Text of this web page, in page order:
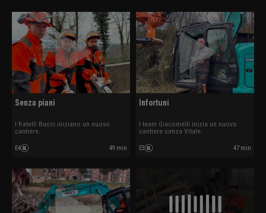
Senza piani
I fratelli Bucci iniziano un nuovo
cantiere.
E4 49 min
Infortuni
l team Giacomelli inizia un nuovo
cantiere senza Vitale.
E3 47 min